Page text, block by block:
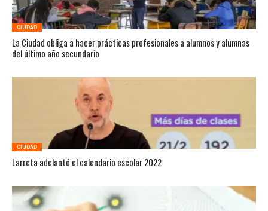
CIUDAD
La Ciudad obliga a hacer prácticas profesionales a alumnos y alumnas
del último año secundario
CIUDAD
Larreta adelantó el calendario escolar 2022